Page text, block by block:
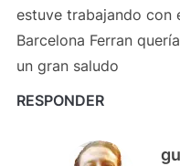
estuve trabajando con
Barcelona Ferran
un gran saludo
RESPONDER